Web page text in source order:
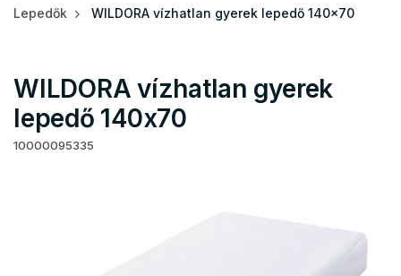
Lepedők
WILDORA vízhatlan gyerek lepedő 140x70
WILDORA vízhatlan gyerek
lepedő 140x70
10000095335